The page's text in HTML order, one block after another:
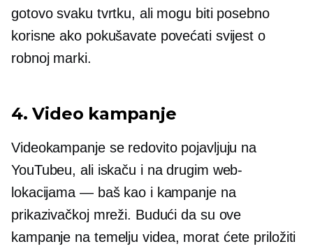
gotovo svaku tvrtku, ali mogu biti posebno
korisne ako pokušavate povećati svijest o
robnoj marki.
4. Video kampanje
Videokampanje se redovito pojavljuju na
YouTubeu, ali iskaču i na drugim web-
lokacijama — baš kao i kampanje na
prikazivačkoj mreži. Budući da su ove
kampanje na temelju videa, morat ćete priložiti